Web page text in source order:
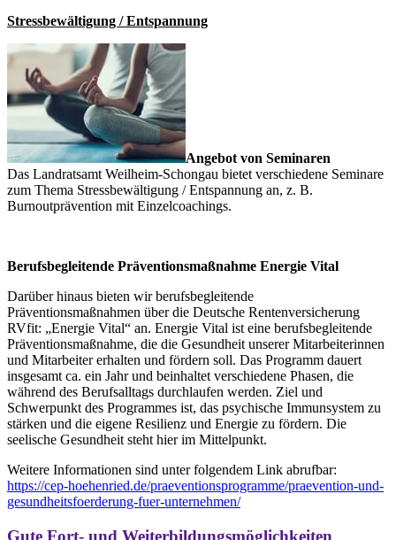
Stressbewältigung / Entspannung
Angebot von Seminaren
Das Landratsamt Weilheim-Schongau bietet verschiedene Seminare
zum Thema Stressbewältigung / Entspannung an, z. B.
Burnoutprävention mit Einzelcoachings.
Berufsbegleitende Präventionsmaßnahme Energie Vital
Darüber hinaus bieten wir berufsbegleitende
Präventionsmaßnahmen über die Deutsche Rentenversicherung
RVfit: „Energie Vital“ an. Energie Vital ist eine berufsbegleitende
Präventionsmaßnahme, die die Gesundheit unserer Mitarbeiterinnen
und Mitarbeiter erhalten und fördern soll. Das Programm dauert
insgesamt ca. ein Jahr und beinhaltet verschiedene Phasen, die
während des Berufsalltags durchlaufen werden. Ziel und
Schwerpunkt des Programmes ist, das psychische Immunsystem zu
stärken und die eigene Resilienz und Energie zu fördern. Die
seelische Gesundheit steht hier im Mittelpunkt.
Weitere Informationen sind unter folgendem Link abrufbar:
https://cep-hoehenried.de/praeventionsprogramme/praevention-und-
gesundheitsfoerderung-fuer-unternehmen/
Gute Fort- und Weiterbildungsmöglichkeiten